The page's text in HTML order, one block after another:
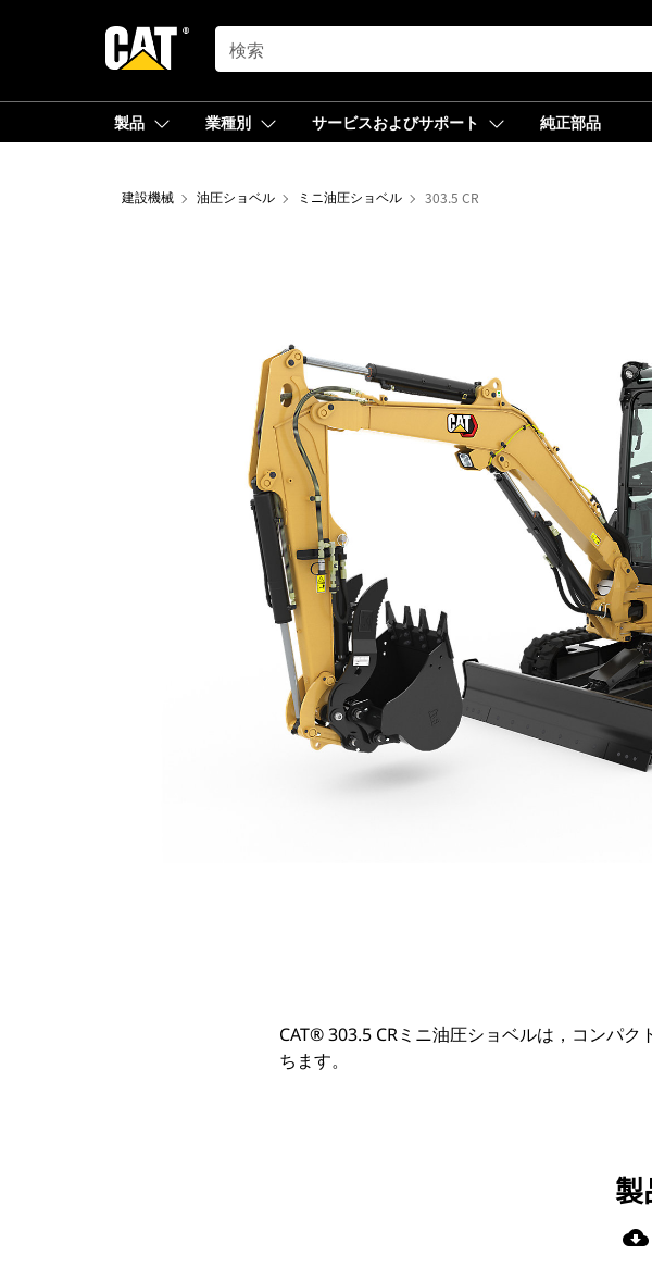
SEARCH
製品 業種別 サービスおよびサポート 純正部品
建設機械 油圧ショベル ミニ油圧ショベル 303.5 CR
CAT® 303.5 CRミニ油圧ショベルは，コンパ
ちます。
製
cloud_download